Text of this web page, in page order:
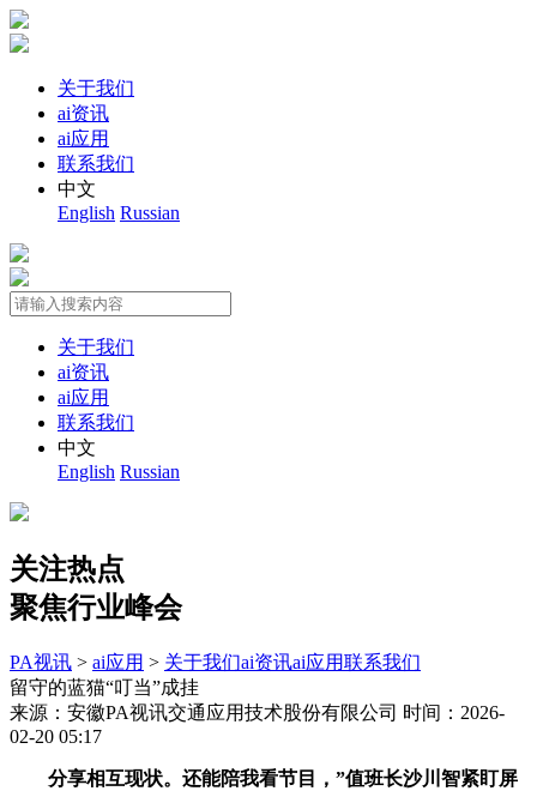
关于我们
ai资讯
ai应用
联系我们
中文
English Russian
关于我们
ai资讯
ai应用
联系我们
中文
English Russian
关注热点
聚焦行业峰会
PA视讯 > ai应用 > 关于我们ai资讯ai应用联系我们
留守的蓝猫“叮当”成挂
来源：安徽PA视讯交通应用技术股份有限公司 时间：2026-
02-20 05:17
分享相互现状。还能陪我看节目，”值班长沙川智紧盯屏